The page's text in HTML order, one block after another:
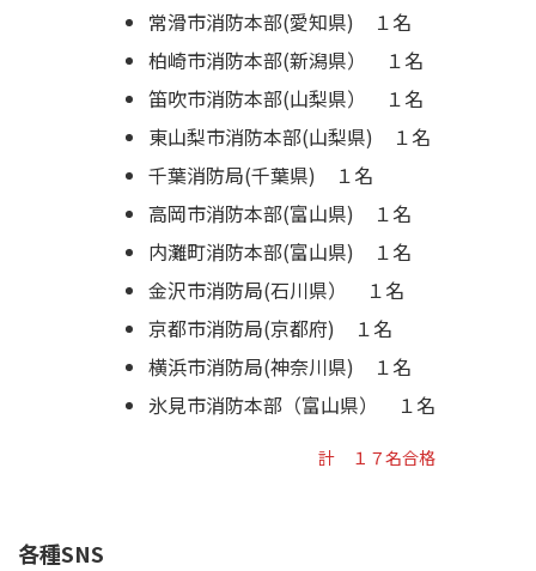
常滑市消防本部(愛知県) １名
柏崎市消防本部(新潟県） １名
笛吹市消防本部(山梨県） １名
東山梨市消防本部(山梨県) １名
千葉消防局(千葉県) １名
高岡市消防本部(富山県) １名
内灘町消防本部(富山県) １名
金沢市消防局(石川県） １名
京都市消防局(京都府) １名
横浜市消防局(神奈川県) １名
氷見市消防本部（富山県） １名
計 １７名合格
各種SNS